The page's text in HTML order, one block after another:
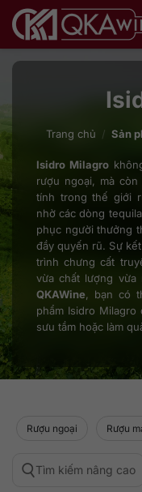
qua
dung
Trang chủ / Sản
Isidro Milagro
rượu ngoại, mà
tính trong thế giới
nhờ các dòng
phục người thưởng
đầy quyến rũ. Sự
trình chưng cất
vừa chất lượng vừa
QKAWine, bạn có
phẩm Isidro
sưu tầm hoặc làm
Rượu ngoại Rượu
Tìm kiếm nâng cao